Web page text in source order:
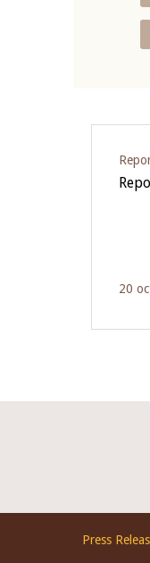
20
Footer
EN
Press